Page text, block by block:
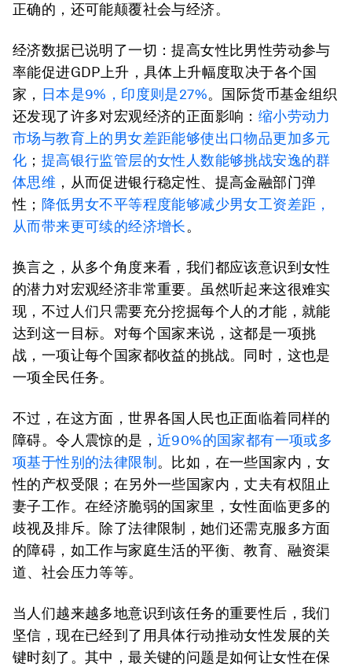
正确的，还可能颠覆社会与经济。
经济数据已说明了一切：提高女性比男性劳动参与
率能促进GDP上升，具体上升幅度取决于各个国
家， 日本是9%，印度则是27%。国际货币基金组织
还发现了许多对宏观经济的正面影响： 缩小劳动力
市场与教育上的男女差距能够使出口物品更加多元
化 ； 提高银行监管层的女性人数能够挑战安逸的群
体思维 ，从而促进银行稳定性、提高金融部门弹
性； 降低男女不平等程度能够减少男女工资差距，
从而带来更可续的经济增长。
换言之，从多个角度来看，我们都应该意识到女性
的潜力对宏观经济非常重要。虽然听起来这很难实
现，不过人们只需要充分挖掘每个人的才能，就能
达到这一目标。对每个国家来说，这都是一项挑
战，一项让每个国家都收益的挑战。同时，这也是
一项全民任务。
不过，在这方面，世界各国人民也正面临着同样的
障碍。令人震惊的是， 近90%的国家都有一项或多
项基于性别的法律限制 。比如，在一些国家内，女
性的产权受限；在另外一些国家内，丈夫有权阻止
妻子工作。在经济脆弱的国家里，女性面临更多的
歧视及排斥。除了法律限制，她们还需克服多方面
的障碍，如工作与家庭生活的平衡、教育、融资渠
道、社会压力等等。
当人们越来越多地意识到该任务的重要性后，我们
坚信，现在已经到了用具体行动推动女性发展的关
键时刻了。其中，最关键的问题是如何让女性在保